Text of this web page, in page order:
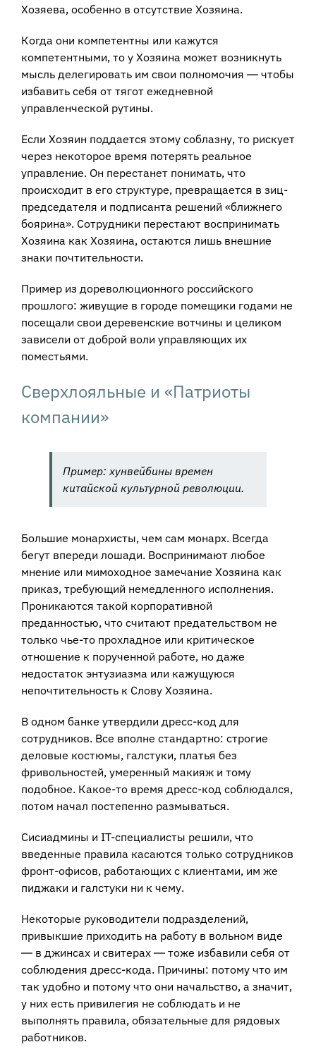
Хозяева, особенно в отсутствие Хозяина.
Когда они компетентны или кажутся
компетентными, то у Хозяина может возникнуть
мысль делегировать им свои полномочия ― чтобы
избавить себя от тягот ежедневной
управленческой рутины.
Если Хозяин поддается этому соблазну, то рискует
через некоторое время потерять реальное
управление. Он перестанет понимать, что
происходит в его структуре, превращается в зиц-
председателя и подписанта решений «ближнего
боярина». Сотрудники перестают воспринимать
Хозяина как Хозяина, остаются лишь внешние
знаки почтительности.
Пример из дореволюционного российского
прошлого: живущие в городе помещики годами не
посещали свои деревенские вотчины и целиком
зависели от доброй воли управляющих их
поместьями.
Сверхлояльные и «Патриоты
компании»
Пример: хунвейбины времен
китайской культурной революции.
Большие монархисты, чем сам монарх. Всегда
бегут впереди лошади. Воспринимают любое
мнение или мимоходное замечание Хозяина как
приказ, требующий немедленного исполнения.
Проникаются такой корпоративной
преданностью, что считают предательством не
только чье-то прохладное или критическое
отношение к порученной работе, но даже
недостаток энтузиазма или кажущуюся
непочтительность к Слову Хозяина.
В одном банке утвердили дресс-код для
сотрудников. Все вполне стандартно: строгие
деловые костюмы, галстуки, платья без
фривольностей, умеренный макияж и тому
подобное. Какое-то время дресс-код соблюдался,
потом начал постепенно размываться.
Сисиадмины и IT-специалисты решили, что
введенные правила касаются только сотрудников
фронт-офисов, работающих с клиентами, им же
пиджаки и галстуки ни к чему.
Некоторые руководители подразделений,
привыкшие приходить на работу в вольном виде
― в джинсах и свитерах ― тоже избавили себя от
соблюдения дресс-кода. Причины: потому что им
так удобно и потому что они начальство, а значит,
у них есть привилегия не соблюдать и не
выполнять правила, обязательные для рядовых
работников.